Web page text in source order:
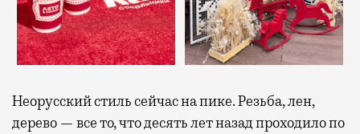
Неорусский стиль сейчас на пике. Резьба, лен,
дерево — все то, что десять лет назад проходило по